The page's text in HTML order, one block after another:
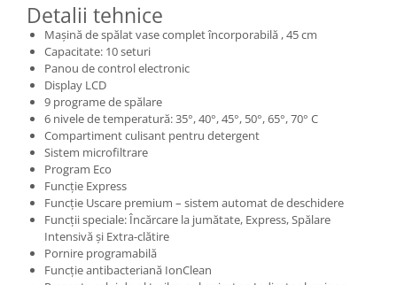
Detalii tehnice
Mașină de spălat vase complet încorporabilă , 45 cm
Capacitate: 10 seturi
Panou de control electronic
Display LCD
9 programe de spălare
6 nivele de temperatură: 35°, 40°, 45°, 50°, 65°, 70° C
Compartiment culisant pentru detergent
Sistem microfiltrare
Program Eco
Funcţie Express
Funcţie Uscare premium – sistem automat de deschidere
Funcţii speciale: Încărcare la jumătate, Express, Spălare
Intensivă și Extra-clătire
Pornire programabilă
Funcţie antibacteriană IonClean